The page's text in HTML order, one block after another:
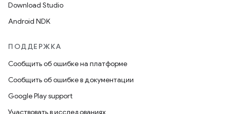
Download Studio
Android NDK
ПОДДЕРЖКА
Сообщить об ошибке на платформе
Сообщить об ошибке в документации
Google Play support
Участвовать в исследованиях